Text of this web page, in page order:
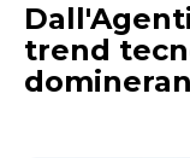
trend